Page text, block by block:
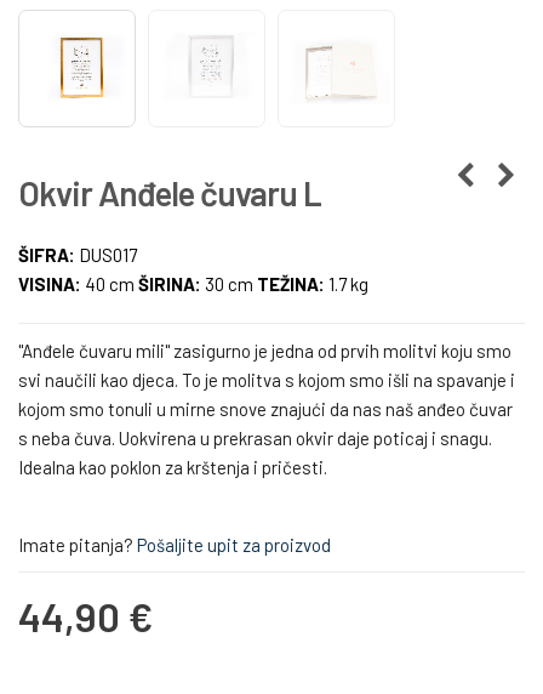
Okvir Anđele čuvaru L
ŠIFRA: DUS017
VISINA: 40 cm ŠIRINA: 30 cm TEŽINA: 1.7 kg
"Anđele čuvaru mili" zasigurno je jedna od prvih molitvi koju smo
svi naučili kao djeca. To je molitva s kojom smo išli na spavanje i
kojom smo tonuli u mirne snove znajući da nas naš anđeo čuvar
s neba čuva. Uokvirena u prekrasan okvir daje poticaj i snagu.
Idealna kao poklon za krštenja i pričesti.
Imate pitanja? Pošaljite upit za proizvod
44,90 €